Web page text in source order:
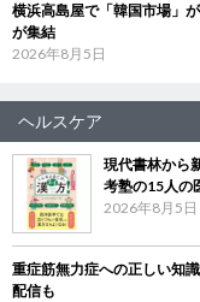
横浜高島屋で「韓国市場」
が集結
2026年8月5日
ヘルスケア
現代書林から
考塾の15人の
2026年8月5日
重症筋無力症への正しい知
配信も